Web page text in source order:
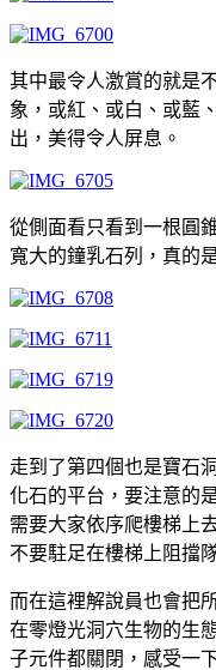
其中最令人激賞的就是
象，或紅、或白、或藍
出，美得令人屏息。
從側面看只看到一根圓
寬大的鐘乳石列，真的
走到了第四個也是寶石
化石的平台，要注意的
需要大家依序爬樓梯上
不要駐足在樓梯上阻擋
而在這裡解說員也會把
在零燈光洞穴生物的生
子元件都關閉，感受一